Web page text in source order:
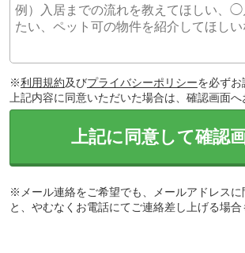
※利用規約及びプライバシーポリシーを必ずお
上記内容に同意いただいた場合は、確認画面へ
上記に同意して確認
※メール連絡をご希望でも、メールアドレスに
と、やむなくお電話にてご連絡差し上げる場合